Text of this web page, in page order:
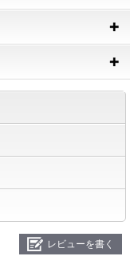
レビューを書く